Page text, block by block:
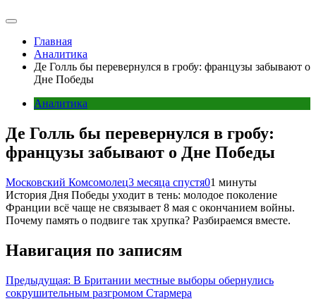
Главная
Аналитика
Де Голль бы перевернулся в гробу: французы забывают о
Дне Победы
Аналитика
Де Голль бы перевернулся в гробу:
французы забывают о Дне Победы
Московский Комсомолец3 месяца спустя01 минуты
История Дня Победы уходит в тень: молодое поколение
Франции всё чаще не связывает 8 мая с окончанием войны.
Почему память о подвиге так хрупка? Разбираемся вместе.
Навигация по записям
Предыдущая: В Британии местные выборы обернулись
сокрушительным разгромом Стармера